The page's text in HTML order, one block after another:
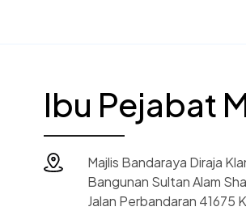
Ibu Pejabat
Majlis Bandaraya Diraja
Bangunan Sultan Alam
Jalan Perbandaran 41675